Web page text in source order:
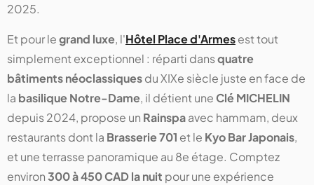
2025.
Et pour legrand luxe, l'Hôtel Place d'Armesest tout
simplement exceptionnel : réparti dansquatre
bâtiments néoclassiquesdu XIXe siècle juste en face de
la basilique Notre-Dame, il détient une Clé MICHELIN
depuis 2024, propose un Rainspaavec hammam, deux
restaurants dont la Brasserie 701 et le Kyo Bar Japonais,
et une terrasse panoramique au 8e étage. Comptez
environ300 à 450 CAD la nuit pour une expérience